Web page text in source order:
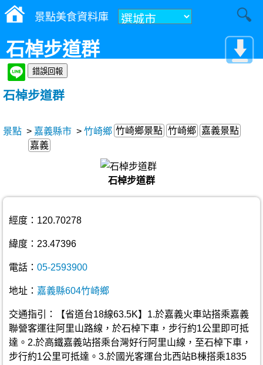
景點美食資料庫
石棹步道群
石棹步道群
景點 > 嘉義縣市 > 竹崎鄉 竹崎鄉景點 竹崎鄉 嘉義景點
嘉義
石棹步道群
經度：120.70278
緯度：23.47396
電話： 05-2593900
地址： 嘉義縣604竹崎鄉
交通指引：【省道台18線63.5K】1.於嘉義火車站搭乘嘉義
聯營客運往阿里山路線，於石棹下車，步行約1公里即可抵
達。2.於高鐵嘉義站搭乘台灣好行阿里山線，至石棹下車，
步行約1公里可抵達。3.於國光客運台北西站B棟搭乘1835